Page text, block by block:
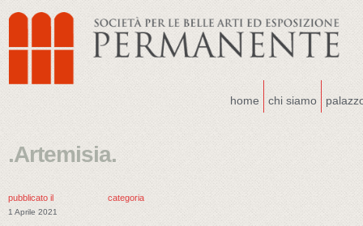
home chi siamo
.Artemisia.
pubblicato il
1 Aprile 2021
categoria